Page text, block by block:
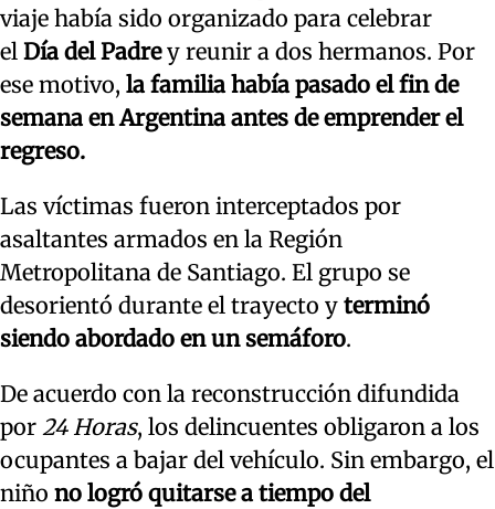
viaje había sido organizado para celebrar
el Día del Padrey reunir a dos hermanos. Por
ese motivo, la familia había pasado el fin de
semana en Argentina antes de emprender el
regreso.
Las víctimas fueron interceptados por
asaltantes armados en la Región
Metropolitana de Santiago. El grupo se
desorientó durante el trayecto y terminó
siendo abordado en un semáforo.
De acuerdo con la reconstrucción difundida
por 24 Horas, los delincuentes obligaron a los
ocupantes a bajar del vehículo. Sin embargo, el
niño no logró quitarse a tiempo del